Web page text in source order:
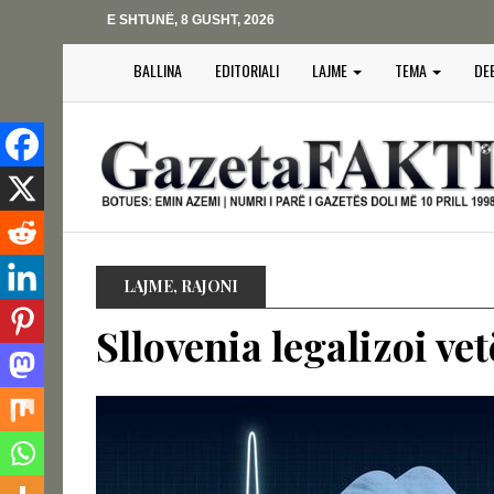
E SHTUNË, 8 GUSHT, 2026
BALLINA EDITORIALI LAJME TEMA
LAJME, RAJONI
Sllovenia legalizoi